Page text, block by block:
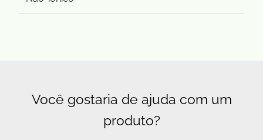
Você gostaria de ajuda com um
produto?